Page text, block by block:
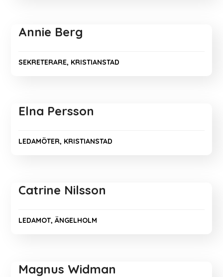
Annie Berg
SEKRETERARE, KRISTIANSTAD
Elna Persson
LEDAMÖTER, KRISTIANSTAD
Catrine Nilsson
LEDAMOT, ÄNGELHOLM
Magnus Widman